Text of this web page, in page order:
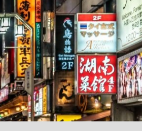
日本代表“敗戦”の真実 選手が明かす...
将棋
#松田聖子